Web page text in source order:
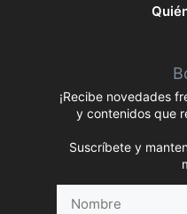
¡Recibe novedades
y contenidos que
Suscríbete y